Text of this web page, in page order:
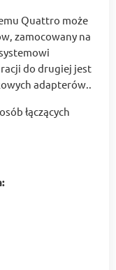
Quattro może
zamocowany na
do drugiej jest
adapterów..
łączących